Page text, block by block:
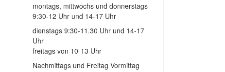
montags, mittwochs und donnerstags
9:30-12 Uhr und 14-17 Uhr
dienstags 9:30-11.30 Uhr und 14-17
Uhr
freitags von 10-13 Uhr
Nachmittags und Freitag Vormittag